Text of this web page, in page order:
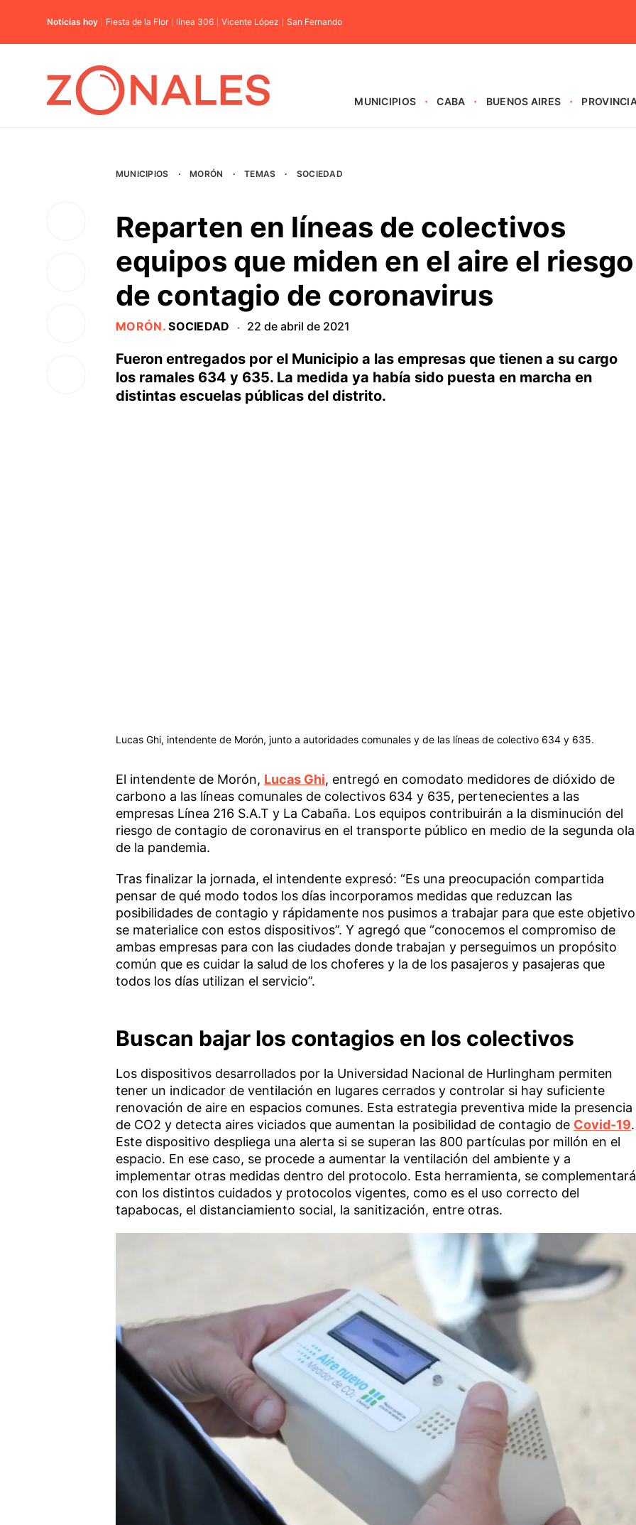
Noticias hoy Fiesta de la Flor línea 306 Vicente López San Fernando
MUNICIPIOS CABA BUENOS AIRES
MUNICIPIOS · MORÓN · TEMAS · SOCIEDAD
Reparten en líneas de colectivos
equipos que miden en el aire el riesgo
de contagio de coronavirus
MORÓN.SOCIEDAD · 22 de abril de 2021
Fueron entregados por el Municipio a las empresas que tienen a su cargo
los ramales 634 y 635. La medida ya había sido puesta en marcha en
distintas escuelas públicas del distrito.
Lucas Ghi, intendente de Morón, junto a autoridades comunales y de las líneas de colectivo 634 y 635.
El intendente de Morón, Lucas Ghi, entregó en comodato medidores de dióxido de
carbono a las líneas comunales de colectivos 634 y 635, pertenecientes a las
empresas Línea 216 S.A.T y La Cabaña. Los equipos contribuirán a la disminución del
riesgo de contagio de coronavirus en el transporte público en medio de la segunda ola
de la pandemia.
Tras finalizar la jornada, el intendente expresó: “Es una preocupación compartida
pensar de qué modo todos los días incorporamos medidas que reduzcan las
posibilidades de contagio y rápidamente nos pusimos a trabajar para que este objetivo
se materialice con estos dispositivos”. Y agregó que “conocemos el compromiso de
ambas empresas para con las ciudades donde trabajan y perseguimos un propósito
común que es cuidar la salud de los choferes y la de los pasajeros y pasajeras que
todos los días utilizan el servicio”.
Buscan bajar los contagios en los colectivos
Los dispositivos desarrollados por la Universidad Nacional de Hurlingham permiten
tener un indicador de ventilación en lugares cerrados y controlar si hay suficiente
renovación de aire en espacios comunes. Esta estrategia preventiva mide la presencia
de CO2 y detecta aires viciados que aumentan la posibilidad de contagio de Covid-19.
Este dispositivo despliega una alerta si se superan las 800 partículas por millón en el
espacio. En ese caso, se procede a aumentar la ventilación del ambiente y a
implementar otras medidas dentro del protocolo. Esta herramienta, se complementará
con los distintos cuidados y protocolos vigentes, como es el uso correcto del
tapabocas, el distanciamiento social, la sanitización, entre otras.